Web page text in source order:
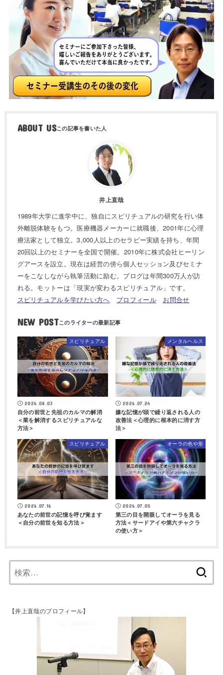
ABOUT US
井上直哉
1989年大学に進学中に、独自にスピリチュアルの研究を行い体
外離脱体験をもつ。医療機器メーカーに就職後、2001年に心理
療法家として独立。3,000人以上のセラピー実績を持ち、年間
20回以上のセミナーを全国で開催。2010年に株式会社ヒーリン
グアースを設立。現在は経営の傍ら個人セッション及びセミナ
ーをこなしながら執筆活動に励む。ブログは年間300万人が訪
れる。モットーは「現実が変わるスピリチュアル」です。
スピリチュアルを学びたい方へ
プロフィール お問合せ
NEW POST
スピリチュアル
2026.08.03
自分の前世と先祖のカルマの解消
＜業を解消するスピリチュアルな
方法＞
メンタルヘルス
2026.07.24
嫌な記憶が頭で繰り返される人の
改善法＜心理的に根本的に消す方
法＞
スピリチュアル
2026.07.16
あなたの前世の記憶を呼び覚ます
＜自分の前世を知る方法＞
オーラの色や形
2026.07.05
第三の目を開眼してオーラを見る
方法＜サードアイや第六チャクラ
の使い方＞
【井上直哉のプロフィール】